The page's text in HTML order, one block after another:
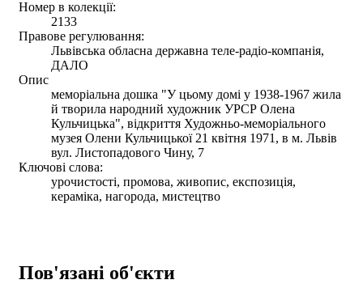
Номер в колекції:
2133
Правове регулювання:
Львівська обласна державна теле-радіо-компанія,
ДАЛО
Опис
меморіальна дошка "У цьому домі у 1938-1967 жила
й творила народний художник УРСР Олена
Кульчицька", відкриття Художньо-меморіального
музея Олени Кульчицької 21 квітня 1971, в м. Львів
вул. Листопадового Чину, 7
Ключові слова:
урочистості, промова, живопис, експозиція,
кераміка, нагорода, мистецтво
Пов'язані об'єкти